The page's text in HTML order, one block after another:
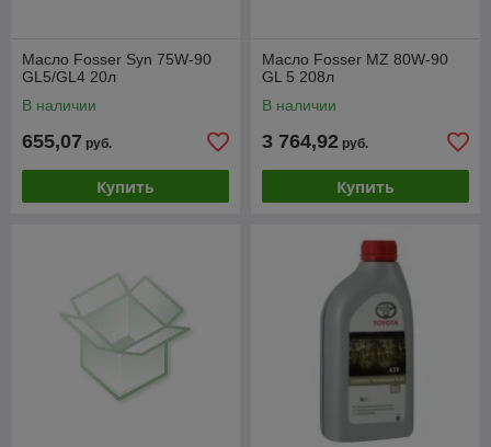
Масло Fosser Syn 75W-90
GL5/GL4 20л
В наличии
655,07 руб.
Купить
Масло Fosser MZ 80W-90
GL 5 208л
В наличии
3 764,92 руб.
Купить